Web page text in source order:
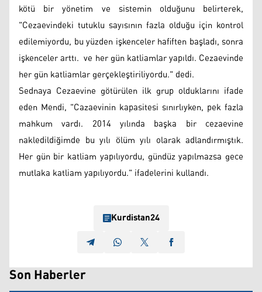
kötü bir yönetim ve sistemin olduğunu belirterek,
"Cezaevindeki tutuklu sayısının fazla olduğu için kontrol
edilemiyordu, bu yüzden işkenceler hafiften başladı, sonra
işkenceler arttı. ve her gün katliamlar yapıldı. Cezaevinde
her gün katliamlar gerçekleştiriliyordu." dedi.
Sednaya Cezaevine götürülen ilk grup olduklarını ifade
eden Mendi, "Cazaevinin kapasitesi sınırlıyken, pek fazla
mahkum vardı. 2014 yılında başka bir cezaevine
nakledildiğimde bu yılı ölüm yılı olarak adlandırmıştık.
Her gün bir katliam yapılıyordu, gündüz yapılmazsa gece
mutlaka katliam yapılıyordu." ifadelerini kullandı.
Kurdistan24
Son Haberler